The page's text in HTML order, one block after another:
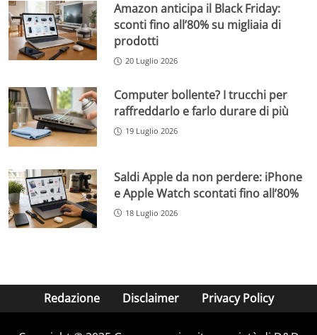
Amazon anticipa il Black Friday:
sconti fino all’80% su migliaia di
prodotti
20 Luglio 2026
Computer bollente? I trucchi per
raffreddarlo e farlo durare di più
19 Luglio 2026
Saldi Apple da non perdere: iPhone
e Apple Watch scontati fino all’80%
18 Luglio 2026
Redazione Disclaimer Privacy Policy